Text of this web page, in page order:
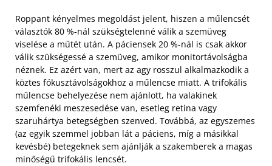
Roppant kényelmes megoldást jelent, hiszen a műlencsét
választók 80 %-nál szükségtelenné válik a szemüveg
viselése a műtét után. A páciensek 20 %-nál is csak akkor
válik szükségessé a szemüveg, amikor monitortávolságba
néznek. Ez azért van, mert az agy rosszul alkalmazkodik a
köztes fókusztávolságokhoz a műlencse miatt. A trifokális
műlencse behelyezése nem ajánlott, ha valakinek
szemfenéki meszesedése van, esetleg retina vagy
szaruhártya betegségben szenved. Továbbá, az egyszemes
(az egyik szemmel jobban lát a páciens, míg a másikkal
kevésbé) betegeknek sem ajánlják a szakemberek a magas
minőségű trifokális lencsét.